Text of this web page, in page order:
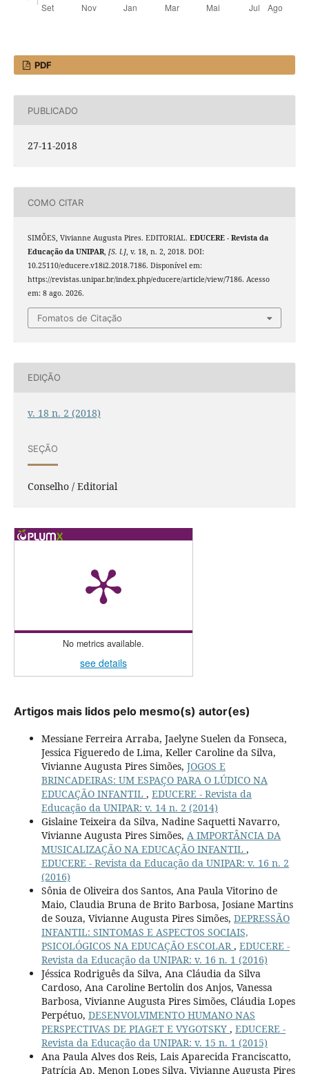
PDF
PUBLICADO
27-11-2018
COMO CITAR
SIMÕES, Vivianne Augusta Pires. EDITORIAL. EDUCERE - Revista da
Educação da UNIPAR, [S. l.], v. 18, n. 2, 2018. DOI:
10.25110/educere.v18i2.2018.7186. Disponível em:
https://revistas.unipar.br/index.php/educere/article/view/7186. Acesso
em: 8 ago. 2026.
Fomatos de Citação
EDIÇÃO
v. 18 n. 2 (2018)
SEÇÃO
Conselho / Editorial
No metrics available.
see details
Artigos mais lidos pelo mesmo(s) autor(es)
Messiane Ferreira Arraba, Jaelyne Suelen da Fonseca,
Jessica Figueredo de Lima, Keller Caroline da Silva,
Vivianne Augusta Pires Simões, JOGOS E
BRINCADEIRAS: UM ESPAÇO PARA O LÚDICO NA
EDUCAÇÃO INFANTIL , EDUCERE - Revista da
Educação da UNIPAR: v. 14 n. 2 (2014)
Gislaine Teixeira da Silva, Nadine Saquetti Navarro,
Vivianne Augusta Pires Simões, A IMPORTÂNCIA DA
MUSICALIZAÇÃO NA EDUCAÇÃO INFANTIL ,
EDUCERE - Revista da Educação da UNIPAR: v. 16 n. 2
(2016)
Sônia de Oliveira dos Santos, Ana Paula Vitorino de
Maio, Claudia Bruna de Brito Barbosa, Josiane Martins
de Souza, Vivianne Augusta Pires Simões, DEPRESSÃO
INFANTIL: SINTOMAS E ASPECTOS SOCIAIS,
PSICOLÓGICOS NA EDUCAÇÃO ESCOLAR, EDUCERE -
Revista da Educação da UNIPAR: v. 16 n. 1 (2016)
Jéssica Rodriguês da Silva, Ana Cláudia da Silva
Cardoso, Ana Caroline Bertolin dos Anjos, Vanessa
Barbosa, Vivianne Augusta Pires Simões, Cláudia Lopes
Perpétuo, DESENVOLVIMENTO HUMANO NAS
PERSPECTIVAS DE PIAGET E VYGOTSKY , EDUCERE -
Revista da Educação da UNIPAR: v. 15 n. 1 (2015)
Ana Paula Alves dos Reis, Lais Aparecida Franciscatto,
Patrícia Ap. Menon Lopes Silva, Vivianne Augusta Pires